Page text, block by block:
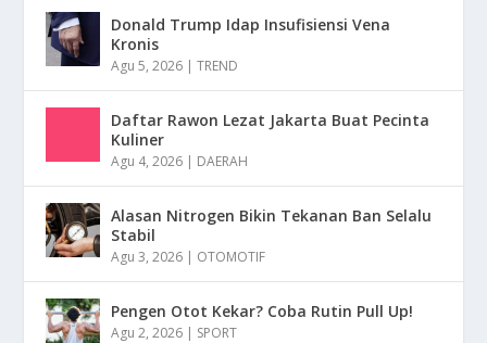
Donald Trump Idap Insufisiensi Vena
Kronis
Agu 5, 2026 |TREND
Daftar Rawon Lezat Jakarta Buat Pecinta
Kuliner
Agu 4, 2026 | DAERAH
Alasan Nitrogen Bikin Tekanan Ban Selalu
Stabil
Agu 3, 2026 | OTOMOTIF
Pengen Otot Kekar? Coba Rutin Pull Up!
Agu 2, 2026 | SPORT